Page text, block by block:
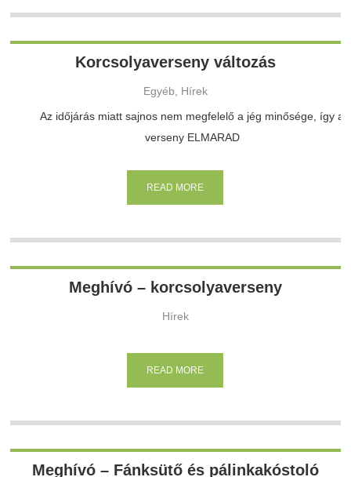
Korcsolyaverseny változás
Egyéb, Hírek
Az időjárás miatt sajnos nem megfelelő a jég minősége, így a
verseny ELMARAD
READ MORE
Meghívó – korcsolyaverseny
Hírek
READ MORE
Meghívó – Fánksütő és pálinkakóstoló